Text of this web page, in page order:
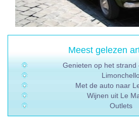
Meest gelezen
Genieten op het strand
Met de auto naar
Wijnen uit Le
Outlets